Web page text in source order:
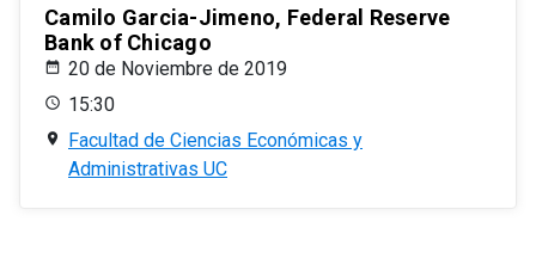
Camilo Garcia-Jimeno, Federal Reserve
Bank of Chicago
20 de Noviembre de 2019
15:30
Facultad de Ciencias Económicas y
Administrativas UC